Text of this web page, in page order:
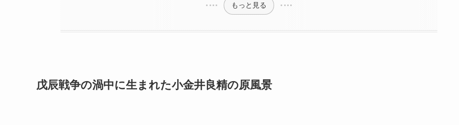
もっと見る
戊辰戦争の渦中に生まれた小金井良精の原風景